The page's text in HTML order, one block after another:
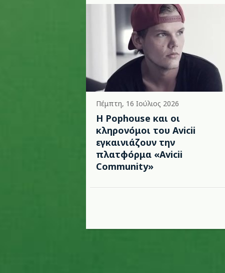
Πέμπτη, 16 Ιούλιος 2026
Η Pophouse και οι
κληρονόμοι του Avicii
εγκαινιάζουν την
πλατφόρμα «Avicii
Community»